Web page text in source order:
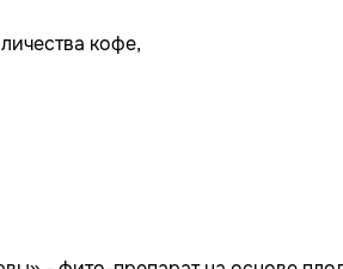
кофе,